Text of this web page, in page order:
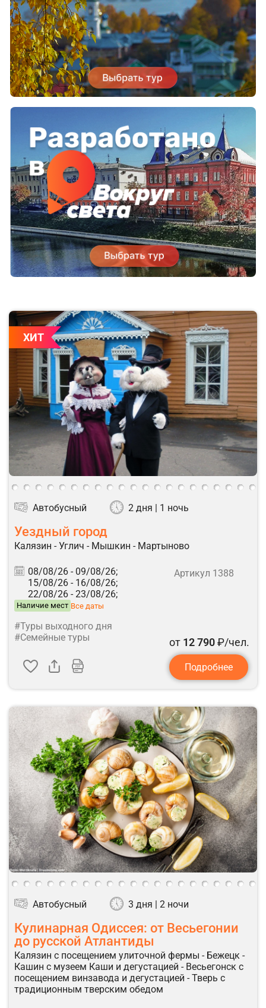
ХИТ
Автобусный 2 дня | 1 ночь
Уездный город
Калязин - Углич - Мышкин - Мартыново
08/08/26 - 09/08/26;
15/08/26 - 16/08/26;
22/08/26 - 23/08/26;
Наличие мест Все даты
Артикул 1388
#Туры выходного дня
#Семейные туры
от 12 790₽/чел.
Подробнее
Автобусный 3 дня | 2 ночи
Кулинарная Одиссея: от Весьегонии
до русской Атлантиды
Калязин с посещением улиточной фермы - Бежецк -
Кашин с музеем Каши и дегустацией - Весьегонск с
посещением винзавода и дегустацией - Тверь с
традиционным тверским обедом